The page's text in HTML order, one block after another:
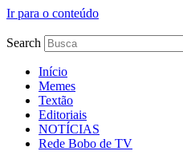
Ir para o conteúdo
Search
Início
Memes
Textão
Editoriais
NOTÍCIAS
Rede Bobo de TV